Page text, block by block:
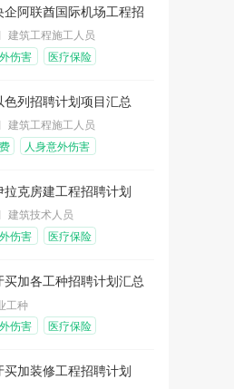
阿联酋国际机场工程招聘计划
建筑工程施工人员
伤害
医疗保险
色列招聘计划项目汇总
建筑工程施工人员
人身意外伤害
拉克房建工程招聘计划
建筑技术人员
伤害
医疗保险
买加各工种招聘计划汇总
工种
伤害
医疗保险
买加装修工程招聘计划